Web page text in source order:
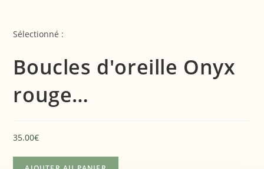
Sélectionné :
Boucles d'oreille Onyx
rouge…
35.00€